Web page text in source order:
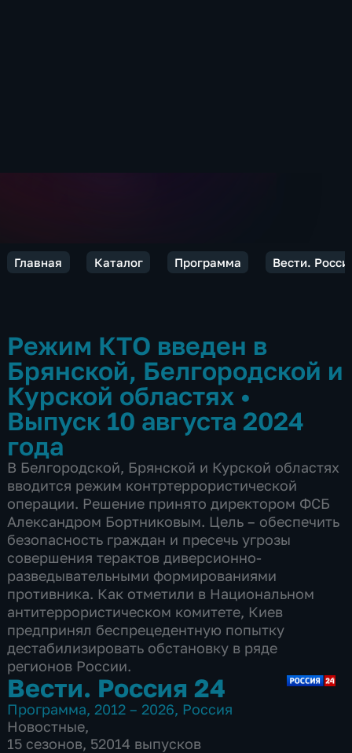
Главная Каталог Программа Вести.
Режим КТО введен в
Брянской, Белгородской и
Курской областях •
Выпуск 10 августа 2024
года
В Белгородской, Брянской и Курской областях
вводится режим контртеррористической
операции. Решение принято директором ФСБ
Александром Бортниковым. Цель – обеспечить
безопасность граждан и пресечь угрозы
совершения терактов диверсионно-
разведывательными формированиями
противника. Как отметили в Национальном
антитеррористическом комитете, Киев
предпринял беспрецедентную попытку
дестабилизировать обстановку в ряде
регионов России.
Вести. Россия 24
Программа, 2012 – 2026, Россия
Новостные,
15 сезонов, 52014 выпусков